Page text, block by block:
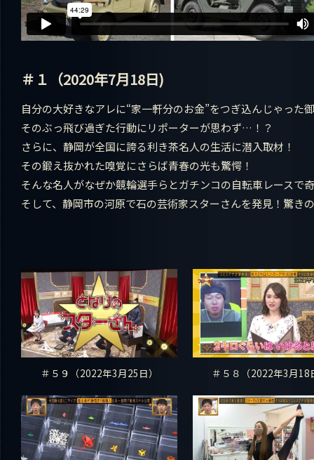
＃１（2020年7月18日)
自分の大好きなアレに“家一軒分のお金”をつぎ込んじゃった
そのぶっ飛び過ぎた行動にリポーターが思わず…！？
さらに、静岡が全国に誇る利き茶名人の生活に潜入取材！
その鍛え抜かれた嗅覚にさらば青春の光も驚愕！
そんな名人がなぜか競輪選手らとガチンコの自転車レースで
そして、静岡市の河原で石の芸術家スターさんを発見！驚き
＃５９（2022年3月25日） ＃５８（2022年3月18